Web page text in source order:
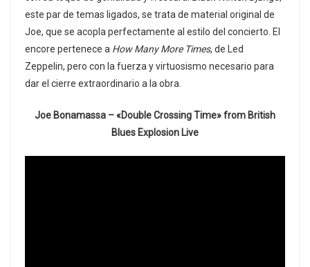
este par de temas ligados, se trata de material original de
Joe, que se acopla perfectamente al estilo del concierto. El
encore pertenece a How Many More Times, de Led
Zeppelin, pero con la fuerza y virtuosismo necesario para
dar el cierre extraordinario a la obra.
Joe Bonamassa – «Double Crossing Time» from British
Blues Explosion Live